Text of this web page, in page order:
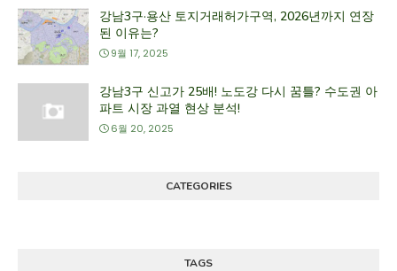
강남3구·용산 토지거래허가구역, 2026년까지 연장
된 이유는?
9월 17, 2025
강남3구 신고가 25배! 노도강 다시 꿈틀? 수도권 아
파트 시장 과열 현상 분석!
6월 20, 2025
CATEGORIES
TAGS